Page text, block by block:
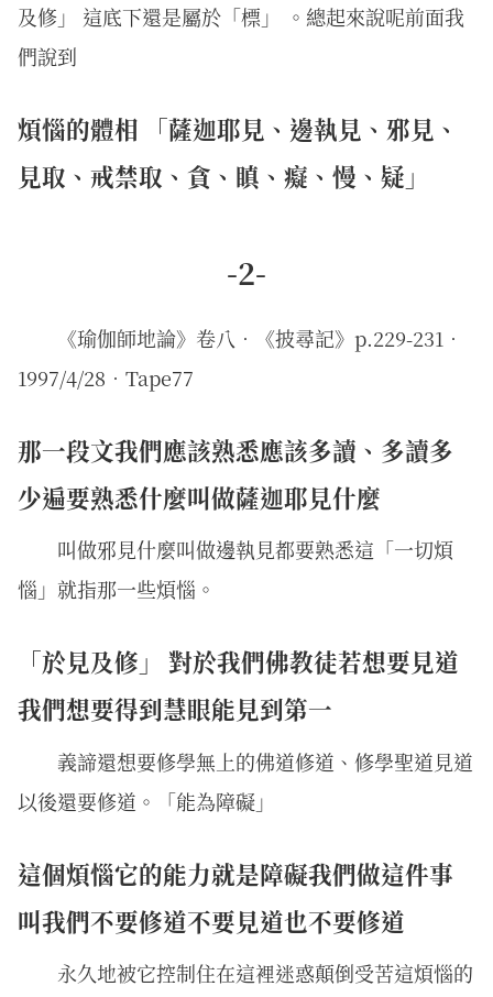
及修」 這底下還是屬於「標」 。總起來說呢前面我
們說到
煩惱的體相 「薩迦耶見、邊執見、邪見、
見取、戒禁取、貪、瞋、癡、慢、疑」
-2-
《瑜伽師地論》卷八．《披尋記》p.229-231．
1997/4/28．Tape77
那一段文我們應該熟悉應該多讀、多讀多
少遍要熟悉什麼叫做薩迦耶見什麼
叫做邪見什麼叫做邊執見都要熟悉這「一切煩
惱」就指那一些煩惱。
「於見及修」 對於我們佛教徒若想要見道
我們想要得到慧眼能見到第一
義諦還想要修學無上的佛道修道、修學聖道見道
以後還要修道。「能為障礙」
這個煩惱它的能力就是障礙我們做這件事
叫我們不要修道不要見道也不要修道
永久地被它控制住在這裡迷惑顛倒受苦這煩惱的